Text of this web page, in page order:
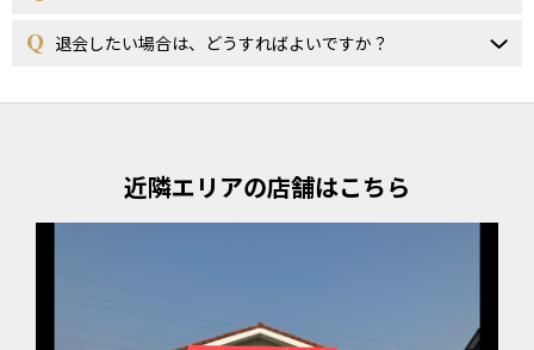
退会したい場合は、どうすればよいですか？
近隣エリアの店舗はこちら